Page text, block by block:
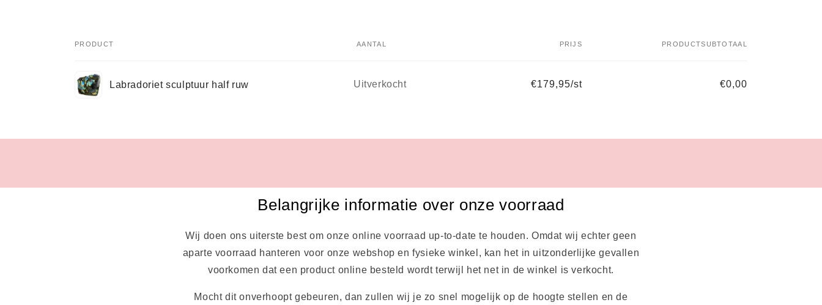
winkelwagen
PRODUCT AANTAL PRIJS PRODUCTSUBTOTAAL
Labradoriet sculptuur half ruw Aantal
Uitverkocht €179,95/st €0,00
Belangrijke informatie over onze voorraad
Wij doen ons uiterste best om onze online voorraad up-to-date te houden. Omdat wij echter geen
aparte voorraad hanteren voor onze webshop en fysieke winkel, kan het in uitzonderlijke gevallen
voorkomen dat een product online besteld wordt terwijl het net in de winkel is verkocht.
Mocht dit onverhoopt gebeuren, dan zullen wij je zo snel mogelijk op de hoogte stellen en de